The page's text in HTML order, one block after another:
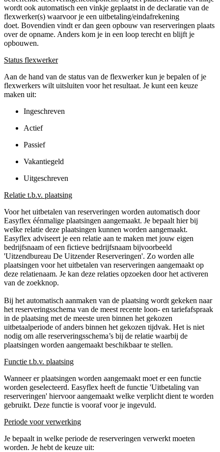
wordt ook automatisch een vinkje geplaatst in de declaratie van de
flexwerker(s) waarvoor je een uitbetaling/eindafrekening
doet. Bovendien vindt er dan geen opbouw van reserveringen plaats
over de opname. Anders kom je in een loop terecht en blijft je
opbouwen.
Status flexwerker
Aan de hand van de status van de flexwerker kun je bepalen of je
flexwerkers wilt uitsluiten voor het resultaat. Je kunt een keuze
maken uit:
Ingeschreven
Actief
Passief
Vakantiegeld
Uitgeschreven
Relatie t.b.v. plaatsing
Voor het uitbetalen van reserveringen worden automatisch door
Easyflex éénmalige plaatsingen aangemaakt. Je bepaalt hier bij
welke relatie deze plaatsingen kunnen worden aangemaakt.
Easyflex adviseert je een relatie aan te maken met jouw eigen
bedrijfsnaam of een fictieve bedrijfsnaam bijvoorbeeld
'Uitzendbureau De Uitzender Reserveringen'. Zo worden alle
plaatsingen voor het uitbetalen van reserveringen aangemaakt op
deze relatienaam. Je kan deze relaties opzoeken door het activeren
van de zoekknop.
Bij het automatisch aanmaken van de plaatsing wordt gekeken naar
het reserveringsschema van de meest recente loon- en tariefafspraak
in de plaatsing met de meeste uren binnen het gekozen
uitbetaalperiode of anders binnen het gekozen tijdvak. Het is niet
nodig om alle reserveringsschema’s bij de relatie waarbij de
plaatsingen worden aangemaakt beschikbaar te stellen.
Functie t.b.v. plaatsing
Wanneer er plaatsingen worden aangemaakt moet er een functie
worden geselecteerd. Easyflex heeft de functie 'Uitbetaling van
reserveringen' hiervoor aangemaakt welke verplicht dient te worden
gebruikt. Deze functie is vooraf voor je ingevuld.
Periode voor verwerking
Je bepaalt in welke periode de reserveringen verwerkt moeten
worden. Je hebt de keuze uit: